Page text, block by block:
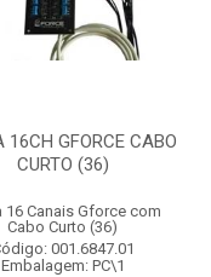
16CH GFORCE CABO
CURTO (36)
16 Canais Gforce com
Cabo Curto (36)
001.6847.01
Embalagem: PC\1